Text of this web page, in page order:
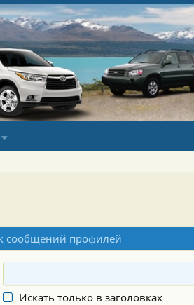
сообщений профилей
Искать только в заголовках